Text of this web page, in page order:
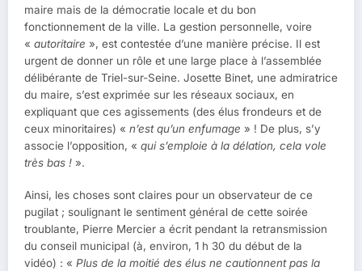
maire mais de la démocratie locale et du bon
fonctionnement de la ville. La gestion personnelle, voire
« autoritaire », est contestée d’une manière précise. Il est
urgent de donner un rôle et une large place à l’assemblée
délibérante de Triel-sur-Seine. Josette Binet, une admiratrice
du maire, s’est exprimée sur les réseaux sociaux, en
expliquant que ces agissements (des élus frondeurs et de
ceux minoritaires) « n’est qu’un enfumage » ! De plus, s’y
associe l’opposition, « qui s’emploie à la délation, cela vole
très bas ! ».
Ainsi, les choses sont claires pour un observateur de ce
pugilat ; soulignant le sentiment général de cette soirée
troublante, Pierre Mercier a écrit pendant la retransmission
du conseil municipal (à, environ, 1 h 30 du début de la
vidéo) : « Plus de la moitié des élus ne cautionnent pas la